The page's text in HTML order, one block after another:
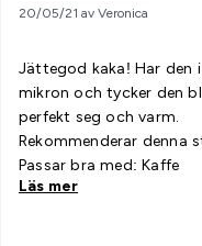
20/05/21 av Veronica
Jättegod kaka! Har den i
mikron och tycker den
perfekt seg och varm.
Rekommenderar denna
Passar bra med: Kaffe
Läs mer